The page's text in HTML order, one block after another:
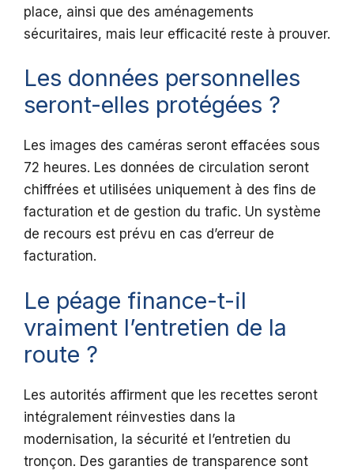
place, ainsi que des aménagements
sécuritaires, mais leur efficacité reste à prouver.
Les données personnelles
seront-elles protégées ?
Les images des caméras seront effacées sous
72 heures. Les données de circulation seront
chiffrées et utilisées uniquement à des fins de
facturation et de gestion du trafic. Un système
de recours est prévu en cas d’erreur de
facturation.
Le péage finance-t-il
vraiment l’entretien de la
route ?
Les autorités affirment que les recettes seront
intégralement réinvesties dans la
modernisation, la sécurité et l’entretien du
tronçon. Des garanties de transparence sont